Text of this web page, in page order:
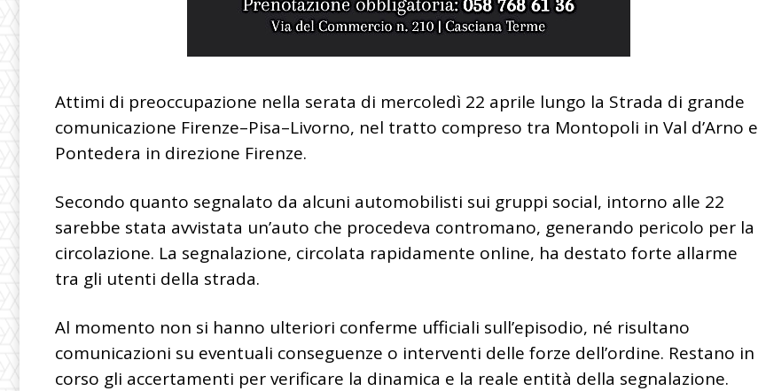
Attimi di preoccupazione nella serata di mercoledì 22 aprile lungo la Strada di grande
comunicazione Firenze–Pisa–Livorno, nel tratto compreso tra Montopoli in Val d’Arno e
Pontedera in direzione Firenze.
Secondo quanto segnalato da alcuni automobilisti sui gruppi social, intorno alle 22
sarebbe stata avvistata un’auto che procedeva contromano, generando pericolo per la
circolazione. La segnalazione, circolata rapidamente online, ha destato forte allarme
tra gli utenti della strada.
Al momento non si hanno ulteriori conferme ufficiali sull’episodio, né risultano
comunicazioni su eventuali conseguenze o interventi delle forze dell’ordine. Restano in
corso gli accertamenti per verificare la dinamica e la reale entità della segnalazione.